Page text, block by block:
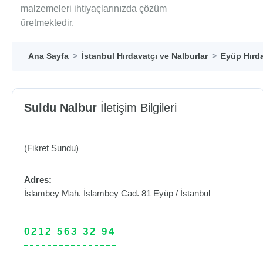
malzemeleri ihtiyaçlarınızda çözüm
üretmektedir.
Ana Sayfa İstanbul Hırdavatçı ve Nalburlar Eyüp
Suldu Nalbur İletişim Bilgileri
(Fikret Sundu)
Adres:
İslambey Mah. İslambey Cad. 81 Eyüp / İstanbul
0212 563 32 94